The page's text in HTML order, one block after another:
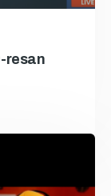
resan